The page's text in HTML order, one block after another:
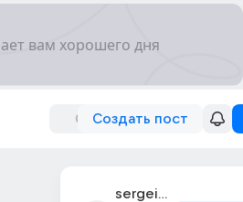
Создать пост
sergei_1234_26